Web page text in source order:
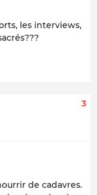
les interviews,
3
de cadavres.